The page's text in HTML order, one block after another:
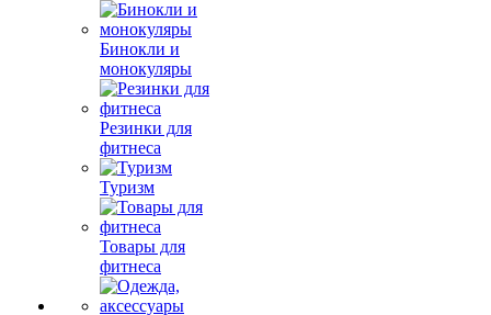
Бинокли и
монокуляры
Резинки для
фитнеса
Туризм
Товары для
фитнеса